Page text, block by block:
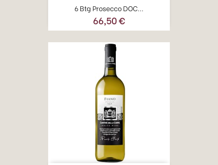
6 Btg Prosecco DOC...
Prezzo
66,50 €